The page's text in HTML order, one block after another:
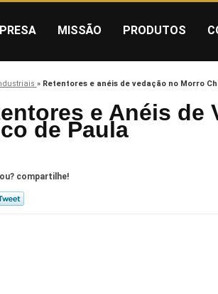
MISSÃO PRODUTOS
» Retentores e anéis de vedação no Morro
e Anéis de
de Paula
compartilhe!